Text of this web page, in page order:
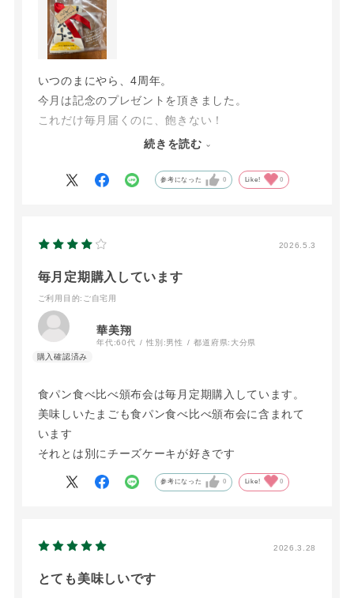
いつのまにやら、4周年。
今月は記念のプレゼントを頂きました。
これだけ毎月届くのに、飽きない！
届いた時に、今月は何が入っているかな〜？と毎回
もちろん、どれも美味しいし、これからまだまだ楽
続きを読む
参考になった 0 Like! 0
2026.5.3
毎月定期購入しています
ご利用目的:ご自宅用
華美翔
年代:60代 性別:男性 都道府県: 大分県
食パン食べ比べ頒布会は毎月定期購入しています。
美味しいたまごも食パン食べ比べ頒布会に含まれて
います
それとは別にチーズケーキが好きです
参考になった 0 Like! 0
2026.3.28
とても美味しいです